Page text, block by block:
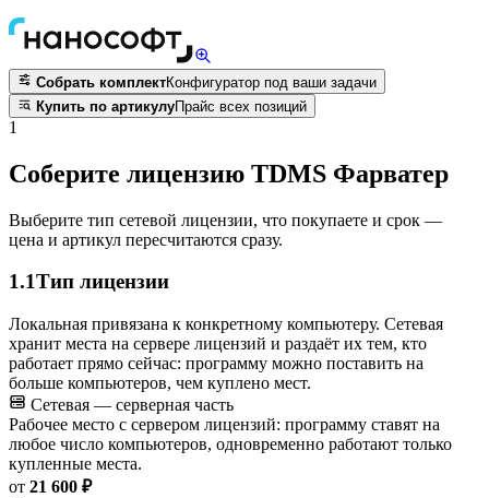
Собрать комплектКонфигуратор под ваши задачи
Купить по артикулуПрайс всех позиций
1
Соберите лицензию TDMS Фарватер
Выберите тип сетевой лицензии, что покупаете и срок —
цена и артикул пересчитаются сразу.
1.1Тип лицензии
Локальная привязана к конкретному компьютеру. Сетевая
хранит места на сервере лицензий и раздаёт их тем, кто
работает прямо сейчас: программу можно поставить на
больше компьютеров, чем куплено мест.
Сетевая — серверная часть
Рабочее место с сервером лицензий: программу ставят на
любое число компьютеров, одновременно работают только
купленные места.
от 21 600 ₽